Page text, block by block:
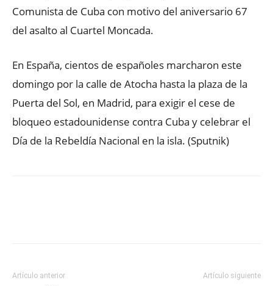
Comunista de Cuba con motivo del aniversario 67
del asalto al Cuartel Moncada.
En España, cientos de españoles marcharon este
domingo por la calle de Atocha hasta la plaza de la
Puerta del Sol, en Madrid, para exigir el cese de
bloqueo estadounidense contra Cuba y celebrar el
Día de la Rebeldía Nacional en la isla. (Sputnik)
Artículo anterior Artículo siguiente